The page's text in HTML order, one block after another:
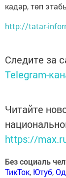
кадәр, төп
http://tatar-
Следите за
Telegram-
Читайте
https://
Без социаль
ТикТок, Ютуб,